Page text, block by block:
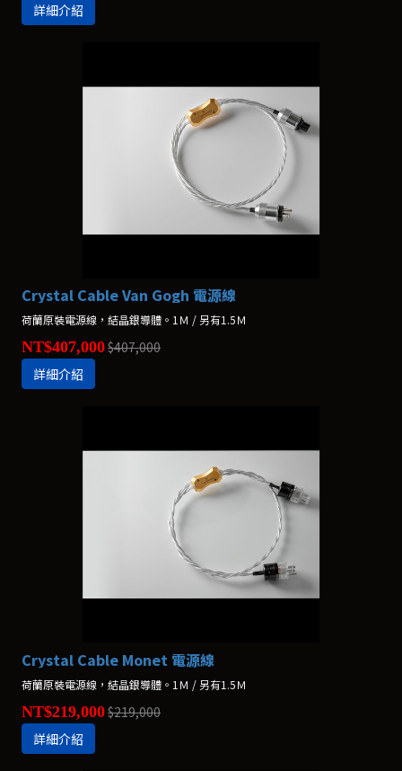
詳細介紹
Crystal Cable Van Gogh 電源線
荷蘭原裝電源線，結晶銀導體。1Ｍ / 另有1.5Ｍ
NT$407,000$407,000
詳細介紹
Crystal Cable Monet 電源線
荷蘭原裝電源線，結晶銀導體。1Ｍ / 另有1.5Ｍ
NT$219,000$219,000
詳細介紹